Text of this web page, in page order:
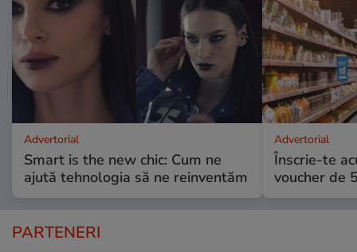
Advertorial
Smart is the new chic: Cum ne
ajută tehnologia să ne reinventăm
Advertorial
Înscrie-te
voucher de
PARTENERI